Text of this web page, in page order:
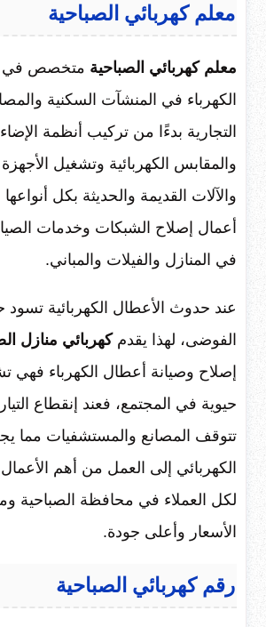
معلم كهربائي الصباحية
معلم كهربائي الصباحية متخصص في
الكهرباء في المنشآت السكنية
التجارية بدءًا من تركيب أنظمة
والمقابس الكهربائية وتشغيل الأجهزة
والآلات القديمة والحديثة بكل
أعمال إصلاح الشبكات وخدمات
في المنازل والفيلات والمباني.
عند حدوث الأعطال الكهربائية تسود
الفوضى، لهذا يقدمكهربائي منازل
إصلاح وصيانة أعطال الكهرباء فهي
حيوية في المجتمع، فعند إنقطاع
تتوقف المصانع والمستشفيات مما
الكهربائي إلى العمل من أهم الأعمال
لكل العملاء في محافظة الصباحية
الأسعار وأعلى جودة.
رقم كهربائي الصباحية